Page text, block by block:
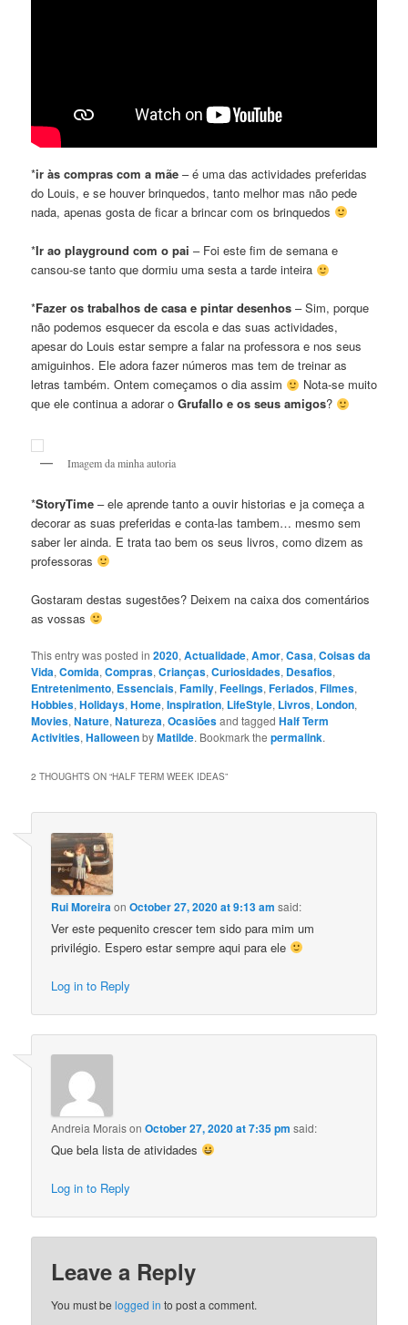
*ir às compras com a mãe – é uma das actividades preferidas
do Louis, e se houver brinquedos, tanto melhor mas não pede
nada, apenas gosta de ficar a brincar com os brinquedos
*Ir ao playground com o pai – Foi este fim de semana e
cansou-se tanto que dormiu uma sesta a tarde inteira
*Fazer os trabalhos de casa e pintar desenhos – Sim, porque
não podemos esquecer da escola e das suas actividades,
apesar do Louis estar sempre a falar na professora e nos seus
amiguinhos. Ele adora fazer números mas tem de treinar as
letras também. Ontem começamos o dia assim
Nota-se muito
que ele continua a adorar oGrufallo e os seus amigos?
Imagem da minha autoria
*StoryTime – ele aprende tanto a ouvir historias e ja começa a
decorar as suas preferidas e conta-las tambem… mesmo sem
saber ler ainda. E trata tao bem os seus livros, como dizem as
professoras
Gostaram destas sugestões? Deixem na caixa dos comentários
as vossas
This entry was posted in2020,Actualidade,Amor,Casa,Coisas da
Vida,Comida,Compras,Crianças,Curiosidades, Desafios,
Entretenimento, Essenciais,Family,Feelings,Feriados,Filmes,
Hobbies,Holidays,Home,Inspiration, LifeStyle, Livros, London,
Movies,Nature,Natureza,Ocasiōesand taggedHalf Term
Activities,HalloweenbyMatilde. Bookmark thepermalink.
2 THOUGHTS ON “HALF TERM WEEK IDEAS”
Rui Moreira onOctober 27, 2020 at 9:13 am said:
Ver este pequenito crescer tem sido para mim um
privilégio. Espero estar sempre aqui para ele
Log in to Reply
Andreia MoraisonOctober 27, 2020 at 7:35 pm said:
Que bela lista de atividades
Log in to Reply
Leave a Reply
You must belogged in to post a comment.